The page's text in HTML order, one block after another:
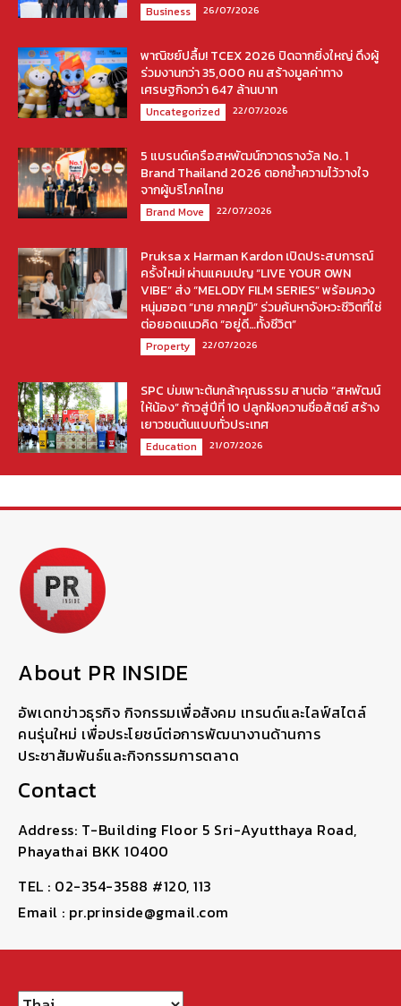
Business 26/07/2026
พาณิชย์ปลื้ม! TCEX 2026 ปิดฉากยิ่งใหญ่ ดึงผู้
ร่วมงานกว่า 35,000 คน สร้างมูลค่าทาง
เศรษฐกิจกว่า 647 ล้านบาท
Uncategorized 22/07/2026
5 แบรนด์เครือสหพัฒน์กวาดรางวัล No. 1
Brand Thailand 2026 ตอกย้ำความไว้วางใจ
จากผู้บริโภคไทย
Brand Move 22/07/2026
Pruksa x Harman Kardon เปิดประสบการณ์
ครั้งใหม่! ผ่านแคมเปญ “LIVE YOUR OWN
VIBE” ส่ง “MELODY FILM SERIES” พร้อมควง
หนุ่มฮอต “มาย ภาคภูมิ” ร่วมค้นหาจังหวะชีวิตที่ใช่
ต่อยอดแนวคิด “อยู่ดี…ทั้งชีวิต”
Property 22/07/2026
SPC บ่มเพาะต้นกล้าคุณธรรม สานต่อ “สหพัฒน์
ให้น้อง” ก้าวสู่ปีที่ 10 ปลูกฝังความซื่อสัตย์ สร้าง
เยาวชนต้นแบบทั่วประเทศ
Education 21/07/2026
About PR INSIDE
อัพเดทข่าวธุรกิจ กิจกรรมเพื่อสังคม เทรนด์และไลฟ์สไตล์
คนรุ่นใหม่ เพื่อประโยชน์ต่อการพัฒนางานด้านการ
ประชาสัมพันธ์และกิจกรรมการตลาด
Contact
Address: T-Building Floor 5 Sri-Ayutthaya Road,
Phayathai BKK 10400
TEL : 02-354-3588 #120, 113
Email : pr.prinside@gmail.com